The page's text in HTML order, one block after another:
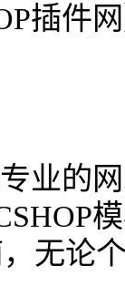
插件
业的
无论